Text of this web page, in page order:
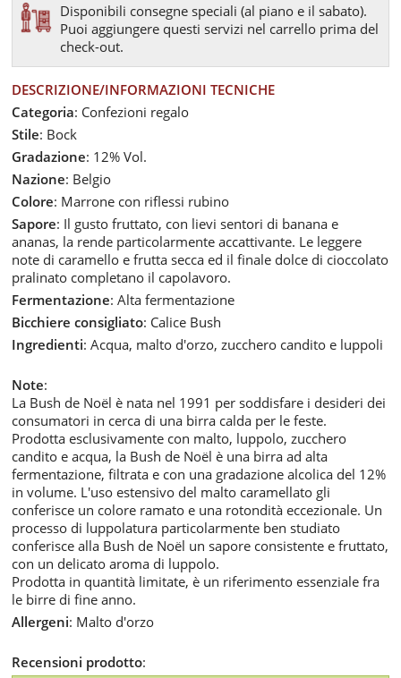
Disponibili consegne speciali (al piano e il sabato).
Puoi aggiungere questi servizi nel carrello prima del
check-out.
DESCRIZIONE/INFORMAZIONI TECNICHE
Categoria: Confezioni regalo
Stile: Bock
Gradazione: 12% Vol.
Nazione: Belgio
Colore: Marrone con riflessi rubino
Sapore: Il gusto fruttato, con lievi sentori di banana e
ananas, la rende particolarmente accattivante. Le leggere
note di caramello e frutta secca ed il finale dolce di cioccolato
pralinato completano il capolavoro.
Fermentazione: Alta fermentazione
Bicchiere consigliato: Calice Bush
Ingredienti: Acqua, malto d'orzo, zucchero candito e luppoli
Note:
La Bush de Noël è nata nel 1991 per soddisfare i desideri dei
consumatori in cerca di una birra calda per le feste.
Prodotta esclusivamente con malto, luppolo, zucchero
candito e acqua, la Bush de Noël è una birra ad alta
fermentazione, filtrata e con una gradazione alcolica del 12%
in volume. L'uso estensivo del malto caramellato gli
conferisce un colore ramato e una rotondità eccezionale. Un
processo di luppolatura particolarmente ben studiato
conferisce alla Bush de Noël un sapore consistente e fruttato,
con un delicato aroma di luppolo.
Prodotta in quantità limitate, è un riferimento essenziale fra
le birre di fine anno.
Allergeni: Malto d'orzo
Recensioni prodotto: